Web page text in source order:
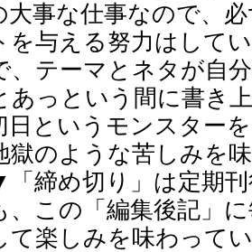
大事な仕事なので、
を与える努力はして
、テーマとネタが自
あっという間に書き
日というモンスター
獄のような苦しみを
締め切り」は定期
、この「編集後記」
て楽しみを味わって